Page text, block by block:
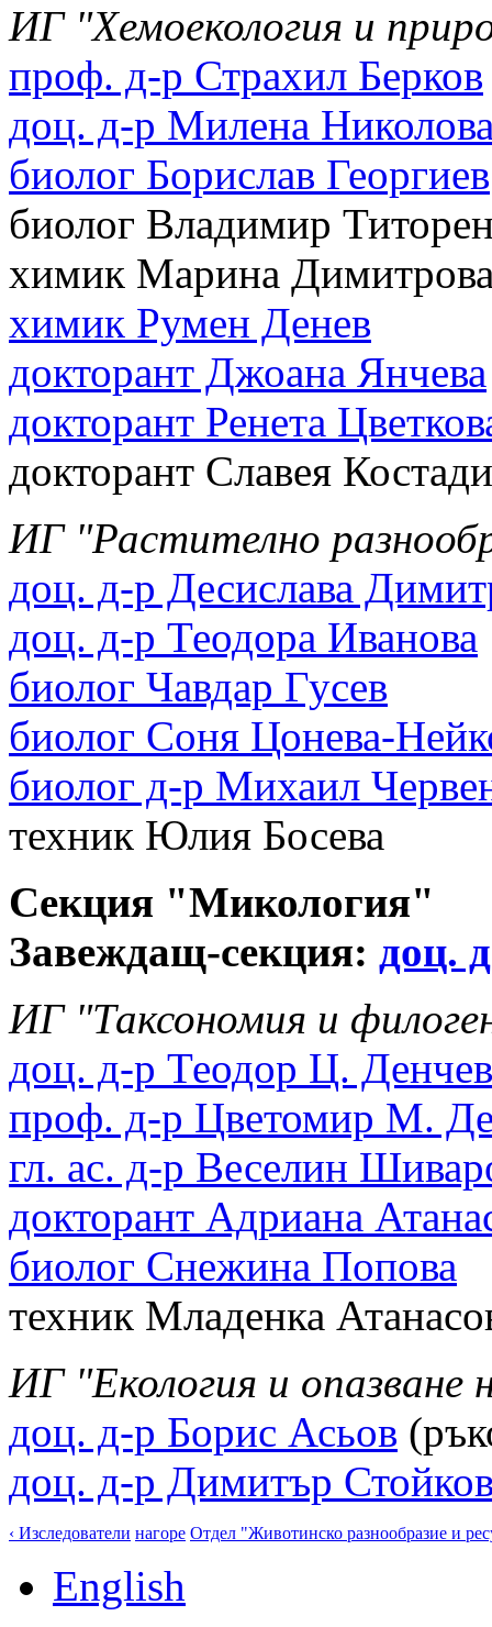
ИГ "Хемоекология и
проф. д-р Страхил Берков
доц. д-р Милена
биолог Борислав Георгиев
биолог Владимир
химик Марина
химик Румен Денев
докторант Джоана Янчева
докторант Ренета
докторант Славея
ИГ "Растително
доц. д-р Десислава
доц. д-р Теодора Иванова
биолог Чавдар Гусев
биолог Соня Цонева-
биолог д-р Михаил
техник Юлия Босева
Секция "Микология"
Завеждащ-секция: доц.
ИГ "Таксономия и
доц. д-р Теодор Ц. Денчев
проф. д-р Цветомир М.
гл. ас. д-р Веселин
докторант Адриана
биолог Снежина Попова
техник Младенка
ИГ "Екология и опазване
доц. д-р Борис Асьов
доц. д-р Димитър
‹ Изследователи нагоре Отдел "Животинско разнообразие и
English